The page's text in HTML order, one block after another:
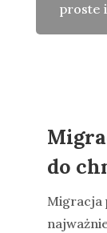
proste
do
Migracja